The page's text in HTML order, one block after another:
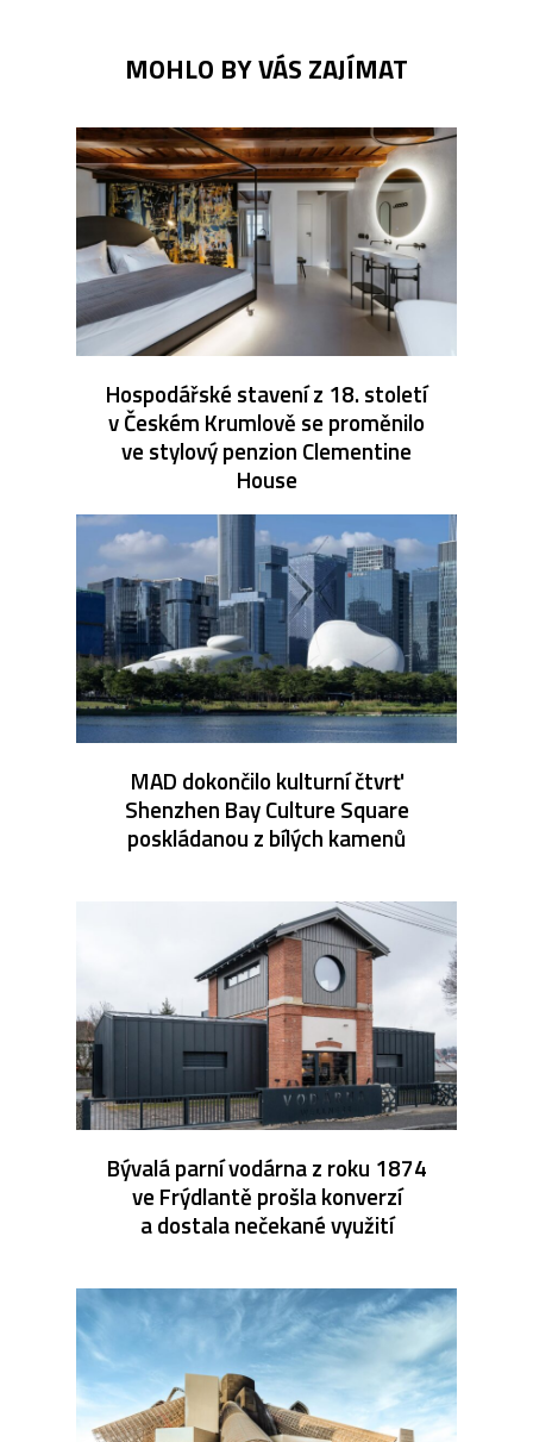
MOHLO BY VÁS ZAJÍMAT
Hospodářské stavení z 18. století
v Českém Krumlově se proměnilo
ve stylový penzion Clementine
House
MAD dokončilo kulturní čtvrť
Shenzhen Bay Culture Square
poskládanou z bílých kamenů
Bývalá parní vodárna z roku 1874
ve Frýdlantě prošla konverzí
a dostala nečekané využití